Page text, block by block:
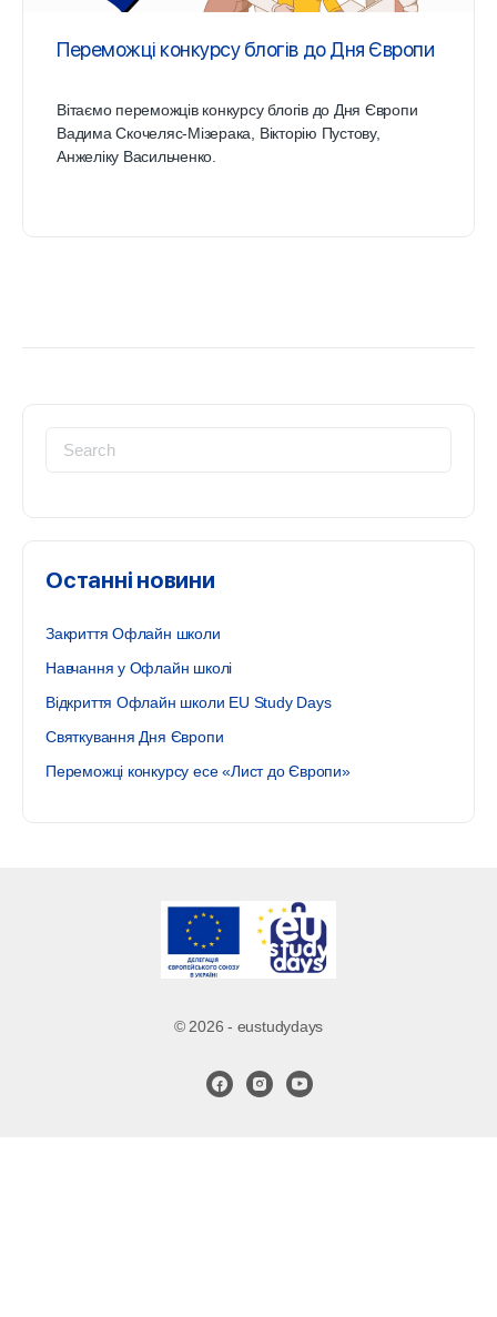
Переможці конкурсу блогів до Дня Європи
Вітаємо переможців конкурсу блогів до Дня Європи
Вадима Скочеляс-Мізерака, Вікторію Пустову,
Анжеліку Васильченко.
Search
for:
Останні новини
Закриття Офлайн школи
Навчання у Офлайн школі
Відкриття Офлайн школи EU Study Days
Святкування Дня Європи
Переможці конкурсу есе «Лист до Європи»
© 2026 - eustudydays